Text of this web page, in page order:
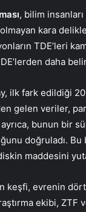
, bilim
kara
TDE’leri
daha
ilk fark edildiği
gelen veriler,
bunun bir
doğruladı. Bu
maddesini
keşfi, evrenin
ekibi,